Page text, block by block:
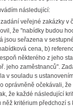
následující:
veřejné zakázky v
že "nabídky budou
jsou seřazena v
cena, b)
některého z jeho
jeho zaměstnanců".
v souladu s
oprávněně očekávali,
že každé následující
kritérium předchozí s